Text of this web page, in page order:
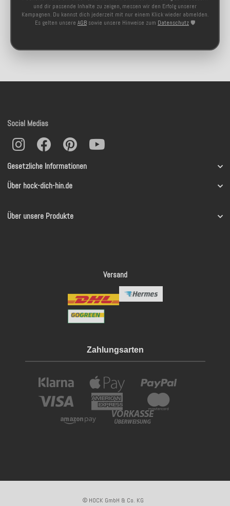
und dir passende Inhalte zu zeigen, messen wir den Erfolg unserer
Kampagnen. Du kannst dich jederzeit mit nur einem Klick wieder abmelden.
Es gelten unsere AGB sowie unsere Hinweise zum Datenschutz 🛡️
Gesetzliche Informationen
Über hock-dich-hin.de
Über unsere Produkte
Social Medias
Versand
Zahlungsarten
© HOCK GmbH & Co. KG